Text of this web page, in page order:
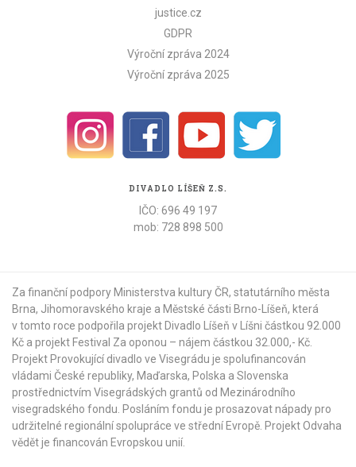
justice.cz
GDPR
Výroční zpráva 2024
Výroční zpráva 2025
DIVADLO LÍŠEŇ Z.S.
IČO: 696 49 197
mob: 728 898 500
Za finanční podpory Ministerstva kultury ČR, statutárního města
Brna, Jihomoravského kraje a Městské části Brno-Líšeň, která
v tomto roce podpořila projekt Divadlo Líšeň v Líšni částkou 92.000
Kč a projekt Festival Za oponou – nájem částkou 32.000,- Kč.
Projekt Provokující divadlo ve Visegrádu je spolufinancován
vládami České republiky, Maďarska, Polska a Slovenska
prostřednictvím Visegrádských grantů od Mezinárodního
visegradského fondu. Posláním fondu je prosazovat nápady pro
udržitelné regionální spolupráce ve střední Evropě. Projekt Odvaha
vědět je financován Evropskou unií.